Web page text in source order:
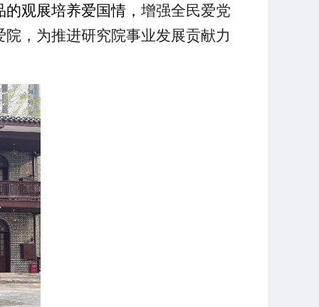
观展培养爱国情， 增强全民爱党
，为推进研究院事业发展贡献力